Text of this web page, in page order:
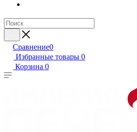
Сравнение0
Избранные товары 0
Корзина 0